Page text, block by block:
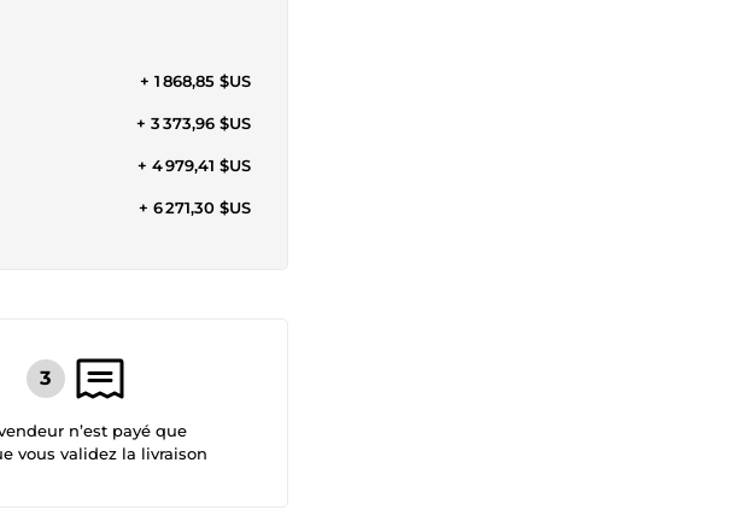
+ 1 868,85 $US
+ 3 373,96 $US
+ 4 979,41 $US
+ 6 271,30 $US
n’est payé que
vous validez la livraison